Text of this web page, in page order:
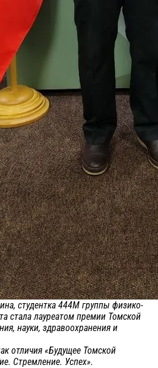
студентка 444М группы физико-
стала лауреатом премии Томской
науки, здравоохранения и
отличия «Будущее Томской
Стремление. Успех».